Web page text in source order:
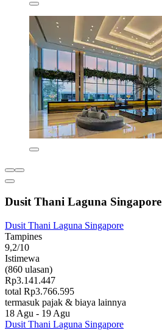
Dusit Thani Laguna Singapore
Dusit Thani Laguna Singapore
Tampines
9,2/10
Istimewa
(860 ulasan)
Rp3.141.447
total Rp3.766.595
termasuk pajak & biaya lainnya
18 Agu - 19 Agu
Dusit Thani Laguna Singapore